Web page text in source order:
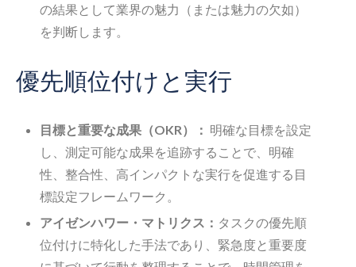
の結果として業界の魅力（または魅力の欠如）
を判断します。
優先順位付けと実行
目標と重要な成果（OKR）： 明確な目標を設定
し、測定可能な成果を追跡することで、明確
性、整合性、高インパクトな実行を促進する目
標設定フレームワーク。
アイゼンハワー・マトリクス： タスクの優先順
位付けに特化した手法であり、緊急度と重要度